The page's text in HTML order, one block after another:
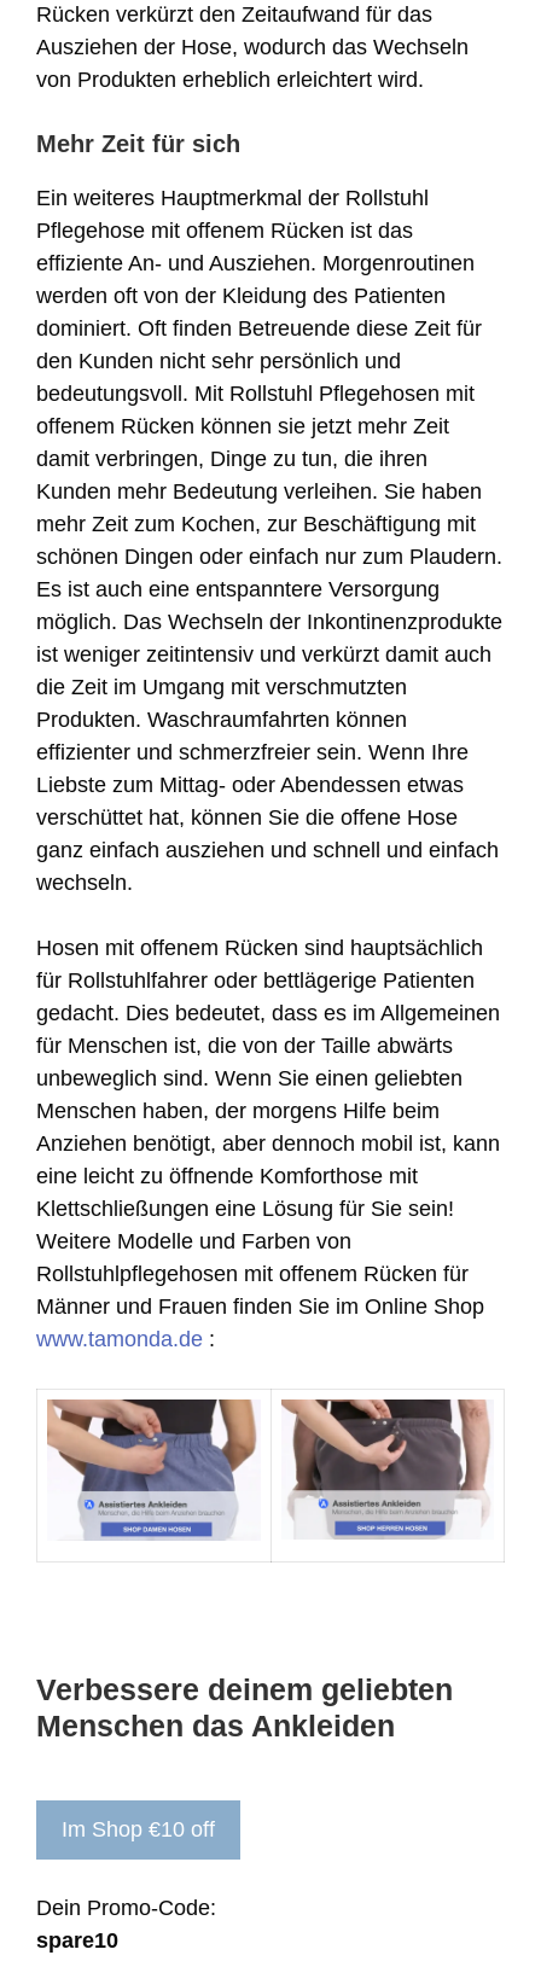
Rücken verkürzt den Zeitaufwand für das
Ausziehen der Hose, wodurch das Wechseln
von Produkten erheblich erleichtert wird.
Mehr Zeit für sich
Ein weiteres Hauptmerkmal der Rollstuhl
Pflegehose mit offenem Rücken ist das
effiziente An- und Ausziehen. Morgenroutinen
werden oft von der Kleidung des Patienten
dominiert. Oft finden Betreuende diese Zeit für
den Kunden nicht sehr persönlich und
bedeutungsvoll. Mit Rollstuhl Pflegehosen mit
offenem Rücken können sie jetzt mehr Zeit
damit verbringen, Dinge zu tun, die ihren
Kunden mehr Bedeutung verleihen. Sie haben
mehr Zeit zum Kochen, zur Beschäftigung mit
schönen Dingen oder einfach nur zum Plaudern.
Es ist auch eine entspanntere Versorgung
möglich. Das Wechseln der Inkontinenzprodukte
ist weniger zeitintensiv und verkürzt damit auch
die Zeit im Umgang mit verschmutzten
Produkten. Waschraumfahrten können
effizienter und schmerzfreier sein. Wenn Ihre
Liebste zum Mittag- oder Abendessen etwas
verschüttet hat, können Sie die offene Hose
ganz einfach ausziehen und schnell und einfach
wechseln.
Hosen mit offenem Rücken sind hauptsächlich
für Rollstuhlfahrer oder bettlägerige Patienten
gedacht. Dies bedeutet, dass es im Allgemeinen
für Menschen ist, die von der Taille abwärts
unbeweglich sind. Wenn Sie einen geliebten
Menschen haben, der morgens Hilfe beim
Anziehen benötigt, aber dennoch mobil ist, kann
eine leicht zu öffnende Komforthose mit
Klettschließungen eine Lösung für Sie sein!
Weitere Modelle und Farben von
Rollstuhlpflegehosen mit offenem Rücken für
Männer und Frauen finden Sie im Online Shop
www.tamonda.de :
Verbessere deinem geliebten
Menschen das Ankleiden
Im Shop €10 off
Dein Promo-Code:
spare10